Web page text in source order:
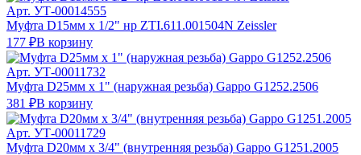
Арт. УТ-00014555
Муфта D15мм х 1/2" нр ZTI.611.001504N Zeissler
177 ₽В корзину
Арт. УТ-00011732
Муфта D25мм х 1" (наружная резьба) Gappo G1252.2506
381 ₽В корзину
Арт. УТ-00011729
Муфта D20мм х 3/4" (внутренняя резьба) Gappo G1251.2005